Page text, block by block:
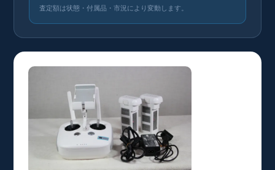
査定額は状態・付属品・市況により変動します。